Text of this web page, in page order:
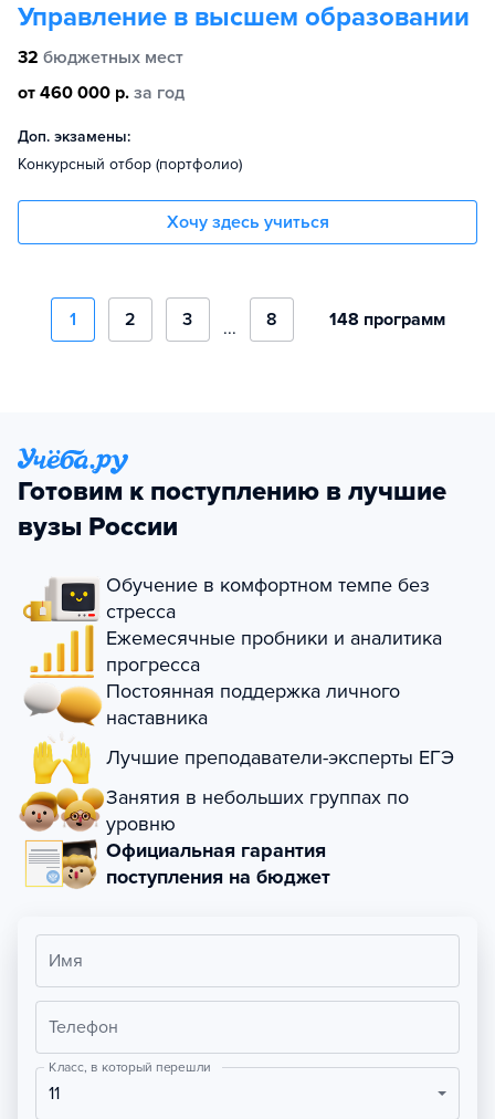
Управление в высшем образовании
32 бюджетных мест
от 460 000 р. за год
Доп. экзамены:
Конкурсный отбор (портфолио)
Хочу здесь учиться
1 2 3 ... 8 148 программ
Готовим к поступлению в лучшие
вузы России
Обучение в комфортном темпе без
стресса
Ежемесячные пробники и аналитика
прогресса
Постоянная поддержка личного
наставника
Лучшие преподаватели-эксперты ЕГЭ
Занятия в небольших группах по
уровню
Официальная гарантия
поступления на бюджет
Имя
Телефон
Класс, в который перешли
11